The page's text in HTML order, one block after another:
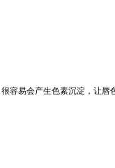
容易会产生色素沉淀，让唇